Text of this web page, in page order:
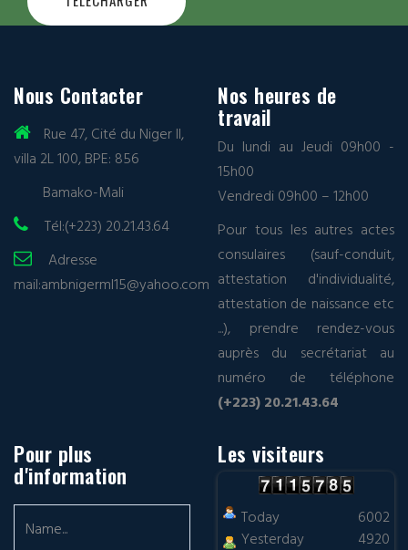
Nous Contacter
Rue 47, Cité du Niger II,
villa 2L 100, BPE: 856
Bamako-Mali
Tél:(+223) 20.21.43.64
Adresse
mail:ambnigerml15@yahoo.com
Nos heures de
travail
Du lundi au Jeudi 09h00 -
15h00
Vendredi 09h00 – 12h00
Pour tous les autres actes
consulaires (sauf-conduit,
attestation d'individualité,
attestation de naissance etc
...), prendre rendez-vous
auprès du secrétariat au
numéro de téléphone
(+223) 20.21.43.64
Pour plus
d'information
Les visiteurs
Today
Yesterday
6002
4920